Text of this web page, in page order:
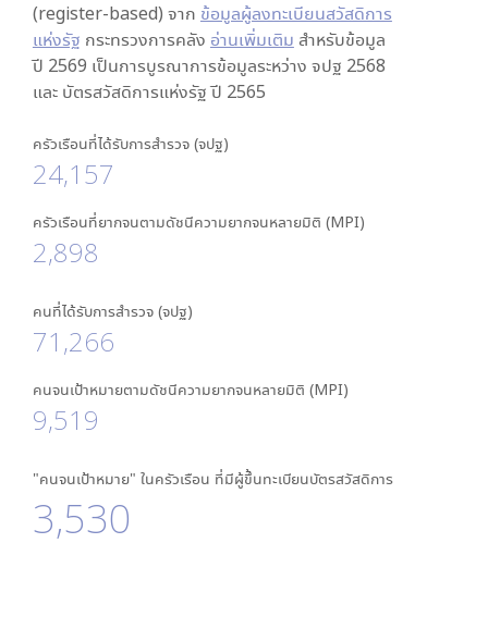
(register-based) จาก ข้อมูลผู้ลงทะเบียนสวัสดิการ
แห่งรัฐ กระทรวงการคลัง อ่านเพิ่มเติม สำหรับข้อมูล
ปี 2569 เป็นการบูรณาการข้อมูลระหว่าง จปฐ 2568
และ บัตรสวัสดิการแห่งรัฐ ปี 2565
ครัวเรือนที่ได้รับการสำรวจ (จปฐ)
24,157
ครัวเรือนที่ยากจนตามดัชนีความยากจนหลายมิติ (MPI)
2,898
คนที่ได้รับการสำรวจ (จปฐ)
71,266
คนจนเป้าหมายตามดัชนีความยากจนหลายมิติ (MPI)
9,519
"คนจนเป้าหมาย" ในครัวเรือน ที่มีผู้ขึ้นทะเบียนบัตรสวัสดิการ
3,530